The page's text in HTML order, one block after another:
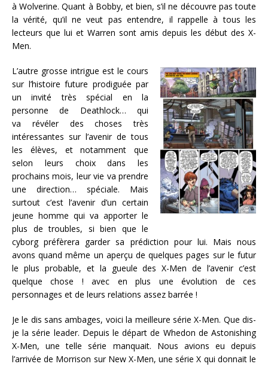
à Wolverine. Quant à Bobby, et bien, s’il ne découvre pas toute
la vérité, qu’il ne veut pas entendre, il rappelle à tous les
lecteurs que lui et Warren sont amis depuis les début des X-
Men.
L’autre grosse intrigue est le cours
sur l’histoire future prodiguée par
un invité très spécial en la
personne de Deathlock… qui
va révéler des choses très
intéressantes sur l’avenir de tous
les élèves, et notamment que
selon leurs choix dans les
prochains mois, leur vie va prendre
une direction… spéciale. Mais
surtout c’est l’avenir d’un certain
jeune homme qui va apporter le
plus de troubles, si bien que le
cyborg préfèrera garder sa prédiction pour lui. Mais nous
avons quand même un aperçu de quelques pages sur le futur
le plus probable, et la gueule des X-Men de l’avenir c’est
quelque chose ! avec en plus une évolution de ces
personnages et de leurs relations assez barrée !
Je le dis sans ambages, voici la meilleure série X-Men. Que dis-
je la série leader. Depuis le départ de Whedon de Astonishing
X-Men, une telle série manquait. Nous avions eu depuis
l’arrivée de Morrison sur New X-Men, une série X qui donnait le